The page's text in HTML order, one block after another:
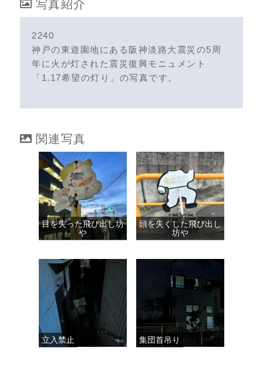
写真紹介
2240
神戸の東遊園地にある阪神淡路大震災の5周
年に火が灯された震災復興モニュメント
「1.17希望の灯り」の写真です。
関連写真
目を失った飛び出し坊
や
頭を失くした飛び出し
坊や
立入禁止 集団首吊り